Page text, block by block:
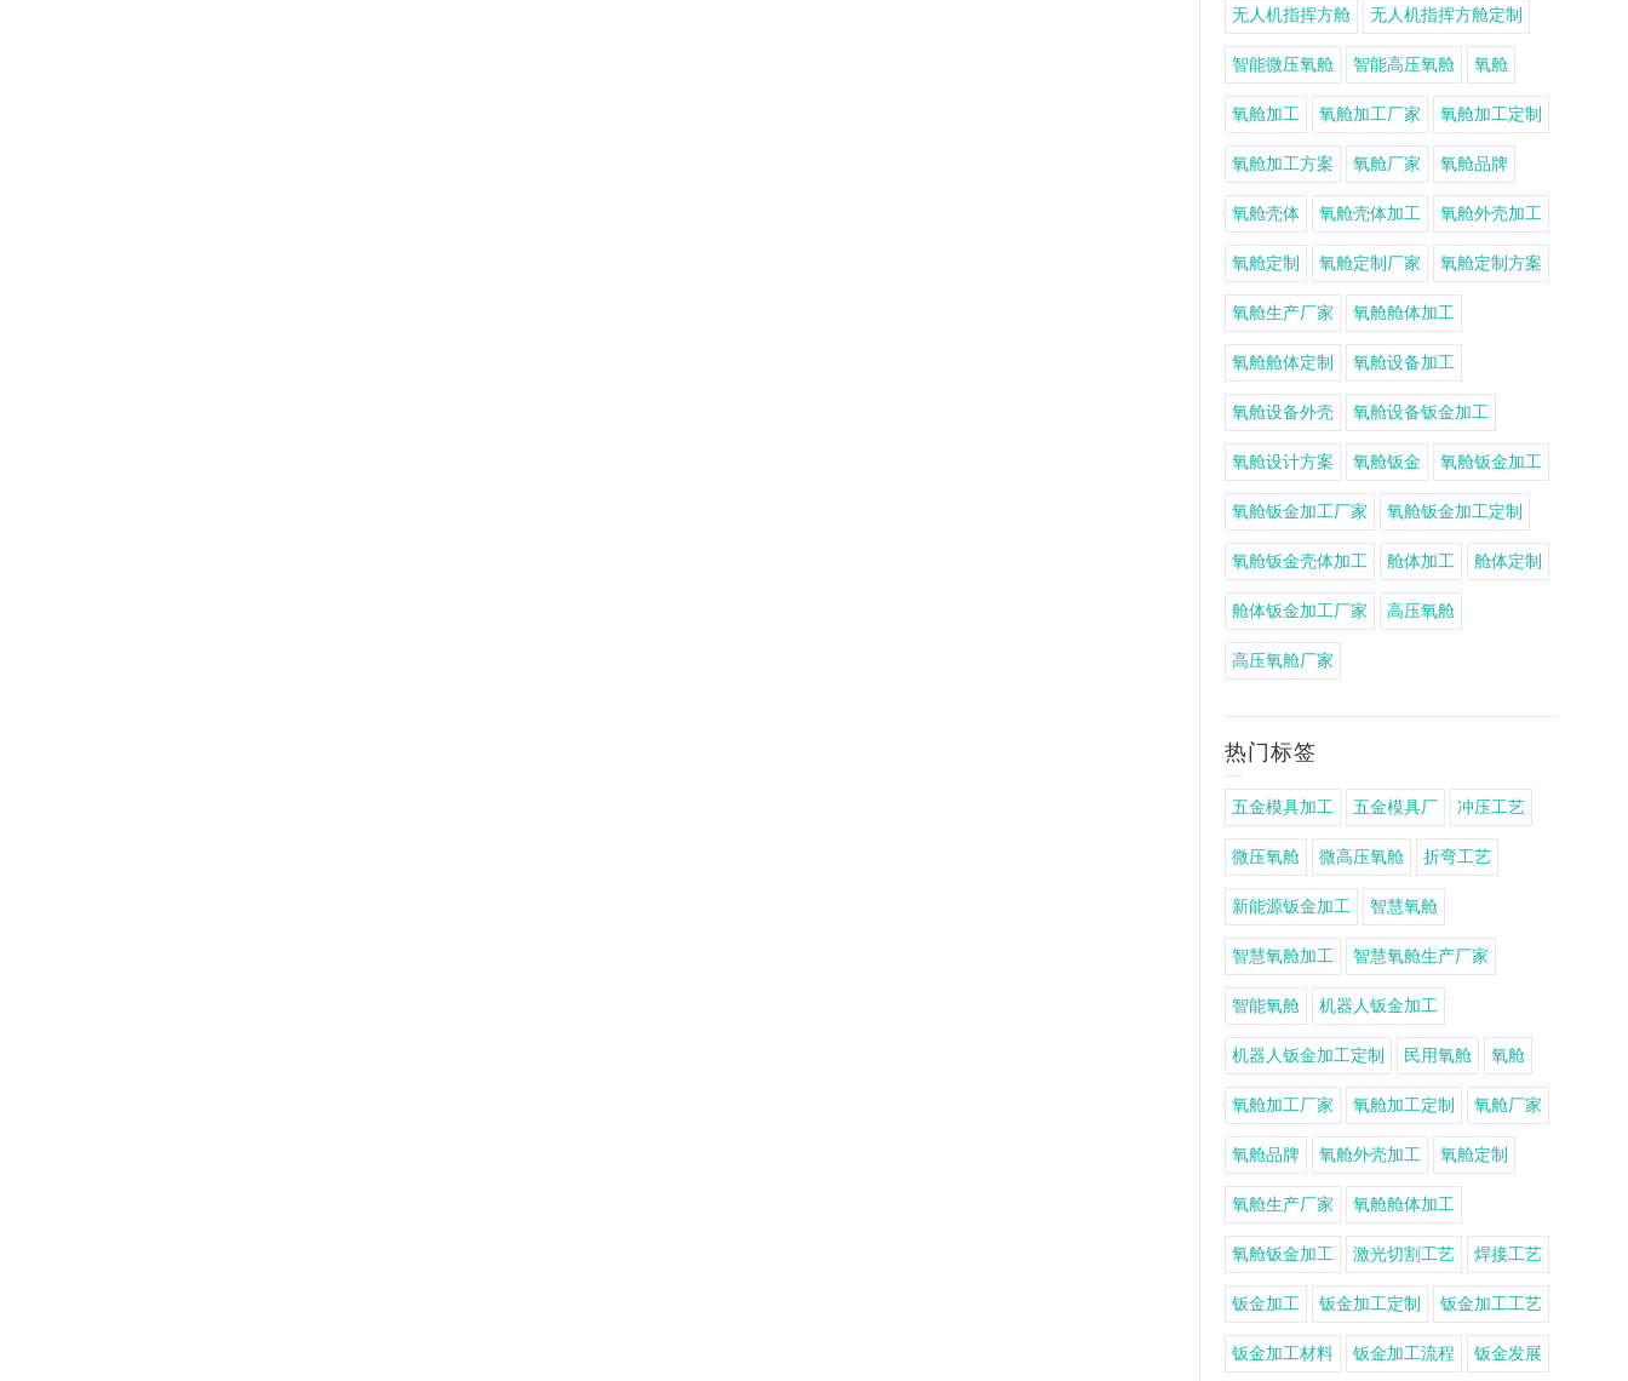
无人机指挥方舱 无人机指挥方舱定制
智能微压氧舱 智能高压氧舱 氧舱
氧舱加工 氧舱加工厂家 氧舱加工定制
氧舱加工方案 氧舱厂家 氧舱品牌
氧舱壳体 氧舱壳体加工 氧舱外壳加工
氧舱定制 氧舱定制厂家 氧舱定制方案
氧舱生产厂家 氧舱舱体加工
氧舱舱体定制 氧舱设备加工
氧舱设备外壳 氧舱设备钣金加工
氧舱设计方案 氧舱钣金 氧舱钣金加工
氧舱钣金加工厂家 氧舱钣金加工定制
氧舱钣金壳体加工 舱体加工 舱体定制
舱体钣金加工厂家 高压氧舱
高压氧舱厂家
热门标签
五金模具加工 五金模具厂 冲压工艺
微压氧舱 微高压氧舱 折弯工艺
新能源钣金加工 智慧氧舱
智慧氧舱加工 智慧氧舱生产厂家
智能氧舱 机器人钣金加工
机器人钣金加工定制 民用氧舱 氧舱
氧舱加工厂家 氧舱加工定制 氧舱厂家
氧舱品牌 氧舱外壳加工 氧舱定制
氧舱生产厂家 氧舱舱体加工
氧舱钣金加工 激光切割工艺 焊接工艺
钣金加工 钣金加工定制 钣金加工工艺
钣金加工材料 钣金加工流程 钣金发展